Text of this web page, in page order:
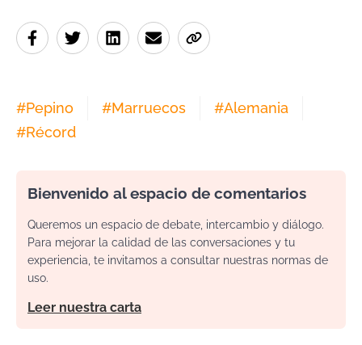
#Pepino #Marruecos #Alemania
#Récord
Bienvenido al espacio de comentarios
Queremos un espacio de debate, intercambio y diálogo.
Para mejorar la calidad de las conversaciones y tu
experiencia, te invitamos a consultar nuestras normas de
uso.
Leer nuestra carta